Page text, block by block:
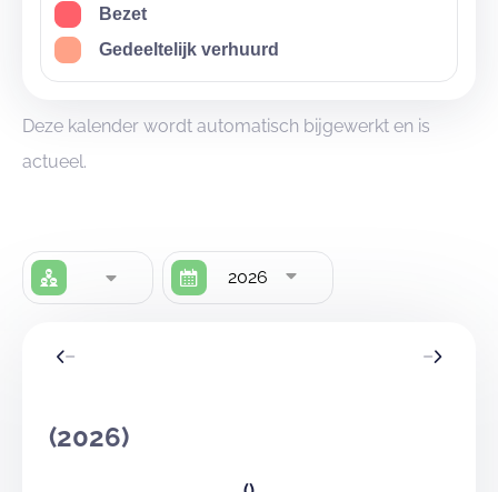
Bezet
Gedeeltelijk verhuurd
Deze kalender wordt automatisch bijgewerkt en is
actueel.
2026
(2026)